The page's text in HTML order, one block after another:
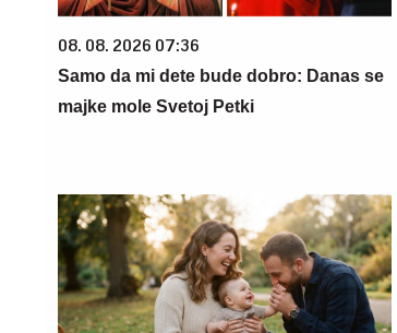
08. 08. 2026 07:36
Samo da mi dete bude dobro: Danas se
majke mole Svetoj Petki